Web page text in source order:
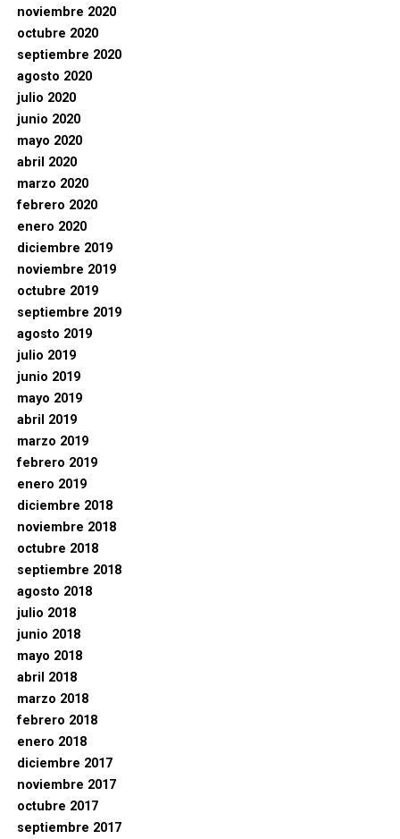
noviembre 2020
octubre 2020
septiembre 2020
agosto 2020
julio 2020
junio 2020
mayo 2020
abril 2020
marzo 2020
febrero 2020
enero 2020
diciembre 2019
noviembre 2019
octubre 2019
septiembre 2019
agosto 2019
julio 2019
junio 2019
mayo 2019
abril 2019
marzo 2019
febrero 2019
enero 2019
diciembre 2018
noviembre 2018
octubre 2018
septiembre 2018
agosto 2018
julio 2018
junio 2018
mayo 2018
abril 2018
marzo 2018
febrero 2018
enero 2018
diciembre 2017
noviembre 2017
octubre 2017
septiembre 2017